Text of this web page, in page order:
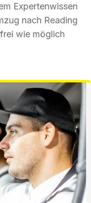
Expertenwissen
nach Reading
wie möglich